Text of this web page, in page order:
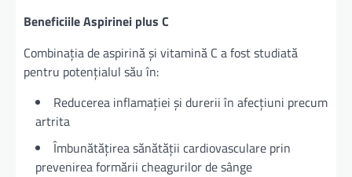
Beneficiile Aspirinei plus C
Combinația de aspirină și vitamină C a fost studiată
pentru potențialul său în:
Reducerea inflamației și durerii în afecțiuni precum
artrita
Îmbunătățirea sănătății cardiovasculare prin
prevenirea formării cheagurilor de sânge